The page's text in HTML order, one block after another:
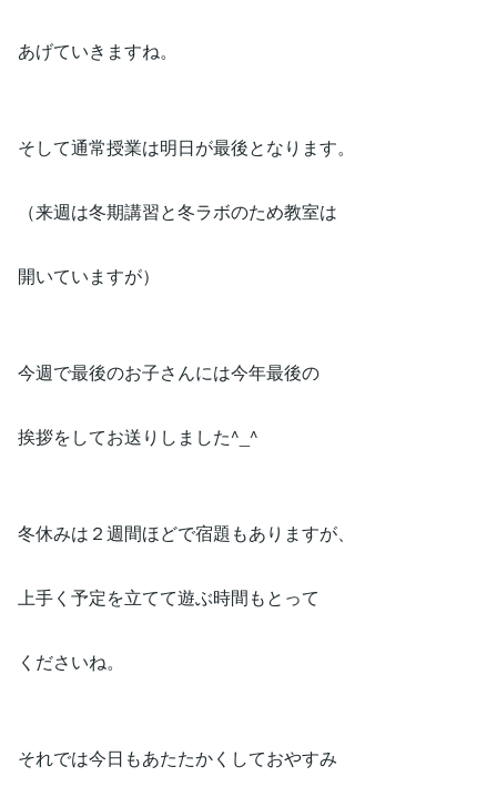
あげていきますね。
そして通常授業は明日が最後となります。
（来週は冬期講習と冬ラボのため教室は
開いていますが）
今週で最後のお子さんには今年最後の
挨拶をしてお送りしました^_^
冬休みは２週間ほどで宿題もありますが、
上手く予定を立てて遊ぶ時間もとって
くださいね。
それでは今日もあたたかくしておやすみ